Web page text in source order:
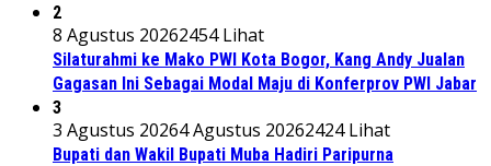
2
8 Agustus 20262454 Lihat
Silaturahmi ke Mako PWI Kota Bogor, Kang Andy Jualan
Gagasan Ini Sebagai Modal Maju di Konferprov PWI Jabar
3
3 Agustus 20264 Agustus 20262424 Lihat
Bupati dan Wakil Bupati Muba Hadiri Paripurna